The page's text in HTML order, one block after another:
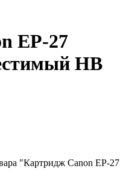
EP-27
HB
"Картридж Canon EP-27